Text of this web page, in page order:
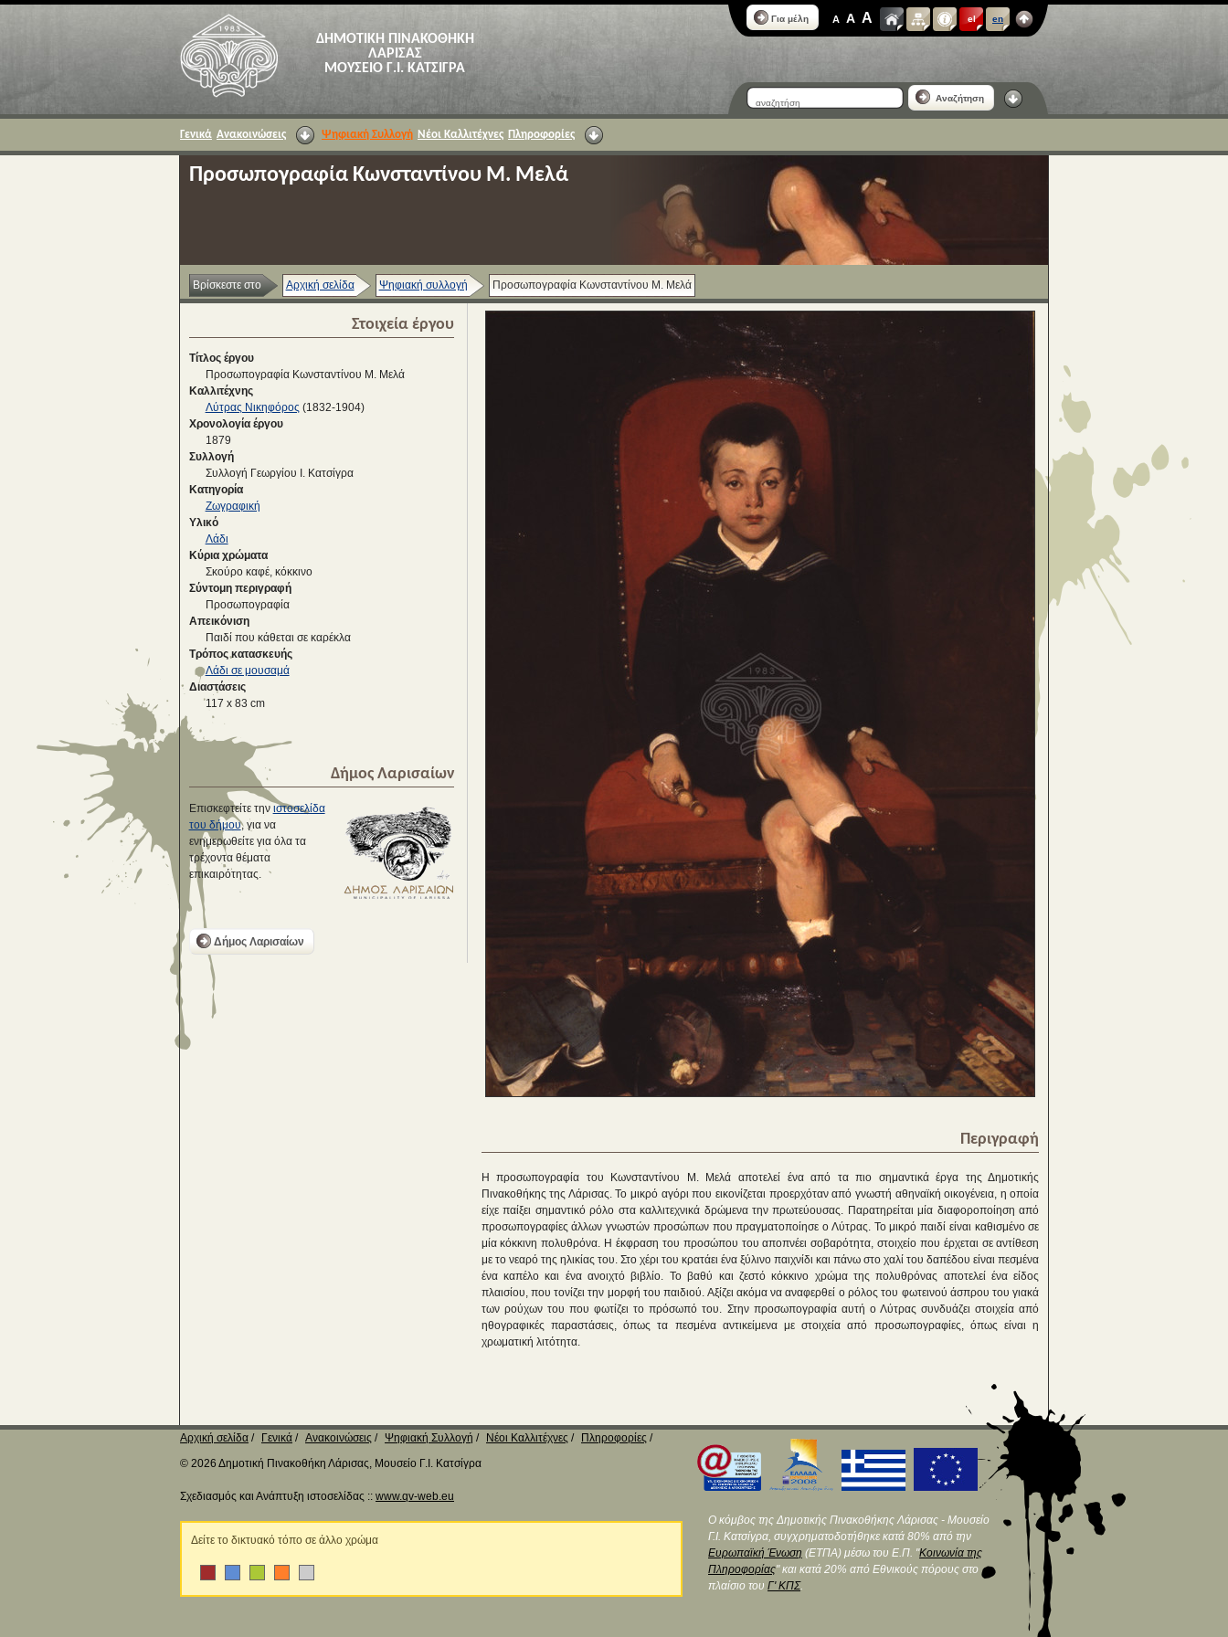
ΔΗΜΟΤΙΚΗ ΠΙΝΑΚΟΘΗΚΗ
ΛΑΡΙΣΑΣ
ΜΟΥΣΕΙΟ Γ.Ι. ΚΑΤΣΙΓΡΑ
Για μέλη A A A el en
Αναζήτηση
Γενικά Ανακοινώσεις Ψηφιακή Συλλογή Νέοι Καλλιτέχνες Πληροφορίες
Προσωπογραφία Κωνσταντίνου Μ. Μελά
Βρίσκεστε στο Αρχική σελίδα Ψηφιακή συλλογή Προσωπογραφία Κωνσταντίνου Μ. Μελά
Στοιχεία έργου
Τίτλος έργου
Προσωπογραφία Κωνσταντίνου Μ. Μελά
Καλλιτέχνης
Λύτρας Νικηφόρος (1832-1904)
Χρονολογία έργου
1879
Συλλογή
Συλλογή Γεωργίου Ι. Κατσίγρα
Κατηγορία
Ζωγραφική
Υλικό
Λάδι
Κύρια χρώματα
Σκούρο καφέ, κόκκινο
Σύντομη περιγραφή
Προσωπογραφία
Απεικόνιση
Παιδί που κάθεται σε καρέκλα
Τρόπος κατασκευής
Λάδι σε μουσαμά
Διαστάσεις
117 x 83 cm
Δήμος Λαρισαίων
Επισκεφτείτε την ιστοσελίδα
του δήμου, για να
ενημερωθείτε για όλα τα
τρέχοντα θέματα
επικαιρότητας.
Δήμος Λαρισαίων
Περιγραφή
Η προσωπογραφία του Κωνσταντίνου Μ. Μελά αποτελεί ένα από τα πιο σημαντικά έργα της Δημοτικής
Πινακοθήκης της Λάρισας. Το μικρό αγόρι που εικονίζεται προερχόταν από γνωστή αθηναϊκή οικογένεια, η οποία
είχε παίξει σημαντικό ρόλο στα καλλιτεχνικά δρώμενα την πρωτεύουσας. Παρατηρείται μία διαφοροποίηση από
προσωπογραφίες άλλων γνωστών προσώπων που πραγματοποίησε ο Λύτρας. Το μικρό παιδί είναι καθισμένο σε
μία κόκκινη πολυθρόνα. Η έκφραση του προσώπου του αποπνέει σοβαρότητα, στοιχείο που έρχεται σε αντίθεση
με το νεαρό της ηλικίας του. Στο χέρι του κρατάει ένα ξύλινο παιχνίδι και πάνω στο χαλί του δαπέδου είναι πεσμένα
ένα καπέλο και ένα ανοιχτό βιβλίο. Το βαθύ και ζεστό κόκκινο χρώμα της πολυθρόνας αποτελεί ένα είδος
πλαισίου, που τονίζει την μορφή του παιδιού. Αξίζει ακόμα να αναφερθεί ο ρόλος του φωτεινού άσπρου του γιακά
των ρούχων του που φωτίζει το πρόσωπό του. Στην προσωπογραφία αυτή ο Λύτρας συνδυάζει στοιχεία από
ηθογραφικές παραστάσεις, όπως τα πεσμένα αντικείμενα με στοιχεία από προσωπογραφίες, όπως είναι η
χρωματική λιτότητα.
Αρχική σελίδα Γενικά Ανακοινώσεις Ψηφιακή Συλλογή Νέοι Καλλιτέχνες
Πληροφορίες
© 2026 Δημοτική Πινακοθήκη Λάρισας, Μουσείο Γ.Ι. Κατσίγρα
Σχεδιασμός και Ανάπτυξη ιστοσελίδας :: www.qv-web.eu
Δείτε το δικτυακό τόπο σε άλλο χρώμα
Ο κόμβος της Δημοτικής Πινακοθήκης Λάρισας - Μουσείο
Γ.Ι. Κατσίγρα, συγχρηματοδοτήθηκε κατά 80% από την
Ευρωπαϊκή Ένωση (ΕΤΠΑ) μέσω του Ε.Π. "Κοινωνία της
Πληροφορίας" και κατά 20% από Εθνικούς πόρους στο
πλαίσιο του Γ' ΚΠΣ.